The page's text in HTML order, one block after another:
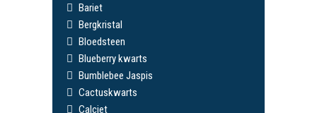
Bariet
Bergkristal
Bloedsteen
Blueberry kwarts
Bumblebee Jaspis
Cactuskwarts
Calciet